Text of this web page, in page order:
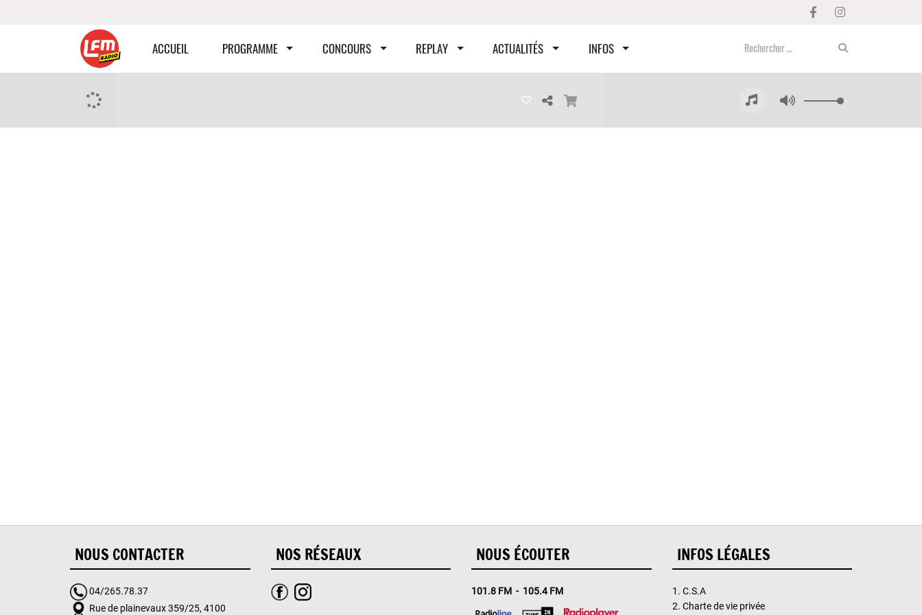
ACCUEIL PROGRAMME CONCOURS REPLAY ACTUALITÉS INFOS
NOUS CONTACTER
04/265.78.37
Rue de plainevaux 359/25, 4100
NOS RÉSEAUX NOUS ÉCOUTER
101.8 FM - 105.4 FM
INFOS LÉGALES
1. C.S.A
2. Charte de vie privée